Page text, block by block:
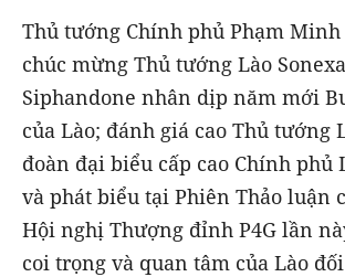
Thủ tướng Chính phủ Phạm
chúc mừng Thủ tướng Lào
Siphandone nhân dịp năm mới
của Lào; đánh giá cao Thủ tướng
đoàn đại biểu cấp cao Chính phủ
và phát biểu tại Phiên Thảo luận
Hội nghị Thượng đỉnh P4G lần
coi trọng và quan tâm của Lào